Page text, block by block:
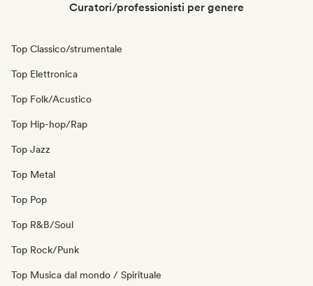
Curatori/professionisti per genere
Top Classico/strumentale
Top Elettronica
Top Folk/Acustico
Top Hip-hop/Rap
Top Jazz
Top Metal
Top Pop
Top R&B/Soul
Top Rock/Punk
Top Musica dal mondo / Spirituale